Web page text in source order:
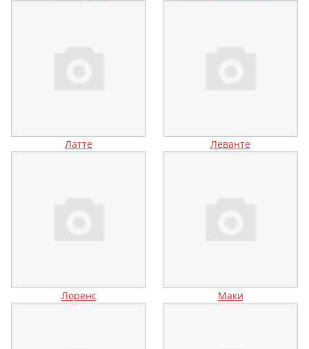
Латте Леванте
Лоренс Маки